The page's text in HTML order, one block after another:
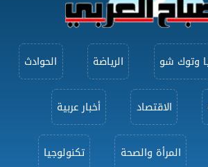
وتوك شو الرياضة الحوادث
الاقتصاد أخبار عربية
المرأة والصحة تكنولوجيا